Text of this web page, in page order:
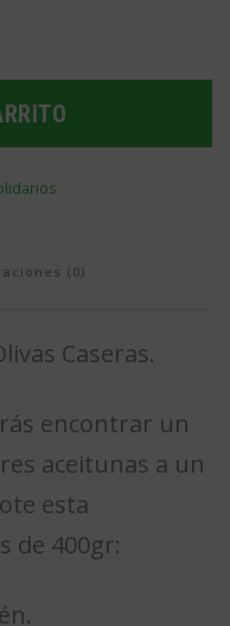
(0)
Caseras.
encontrar un
aceitunas a un
esta
de 400gr: